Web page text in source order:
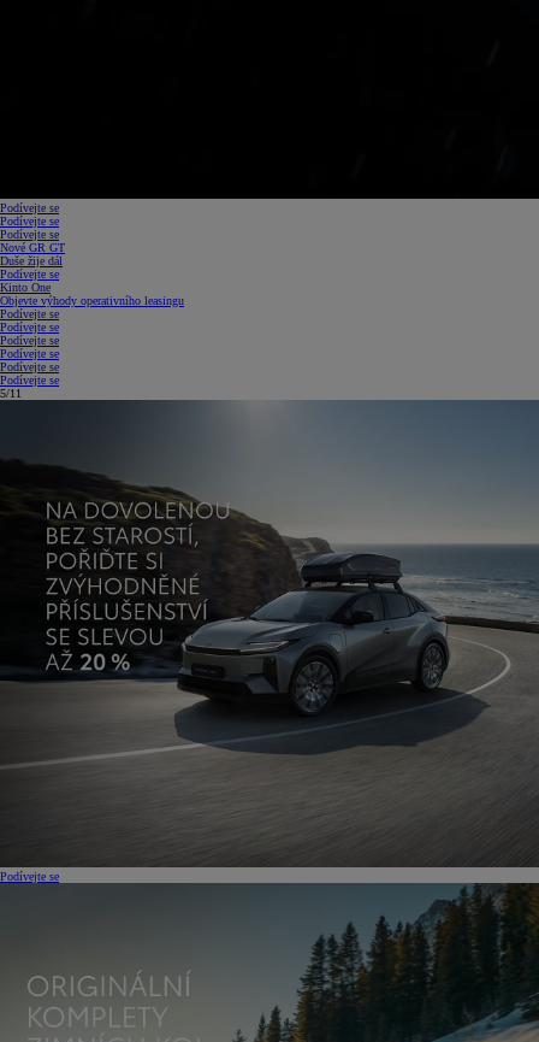
Podívejte se
Podívejte se
Podívejte se
Nové GR GT
Duše žije dál
Podívejte se
Kinto One
Objevte výhody operativního leasingu
Podívejte se
Podívejte se
Podívejte se
Podívejte se
Podívejte se
Podívejte se
5/11
Podívejte se